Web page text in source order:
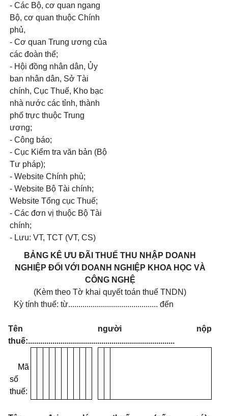
- Các Bộ, cơ quan ngang
Bộ, cơ quan thuộc Chính
phủ,
- Cơ quan Trung ương của
các đoàn thể;
- Hội đồng nhân dân, Ủy
ban nhân dân, Sở Tài
chính, Cục Thuế, Kho bạc
nhà nước các tỉnh, thành
phố trực thuộc Trung
ương;
- Công báo;
- Cục Kiểm tra văn bản (Bộ
Tư pháp);
- Website Chính phủ;
- Website Bộ Tài chính;
Website Tổng cục Thuế;
- Các đơn vị thuộc Bộ Tài
chính;
- Lưu: VT, TCT (VT, CS)
BẢNG KÊ ƯU ĐÃI THUẾ THU NHẬP DOANH
NGHIỆP ĐỐI VỚI DOANH NGHIỆP KHOA HỌC VÀ
CÔNG NGHỆ
(Kèm theo Tờ khai quyết toán thuế TNDN)
Kỳ tính thuế: từ............................................ đến
Tên người nộp
thuế:........................................................................
Mã
số
thuế: